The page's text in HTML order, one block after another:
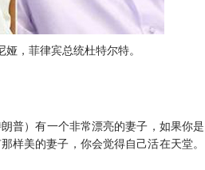
，菲律宾总统杜特尔特。
普）有一个非常漂亮的妻子，如果你是
样美的妻子，你会觉得自己活在天堂。